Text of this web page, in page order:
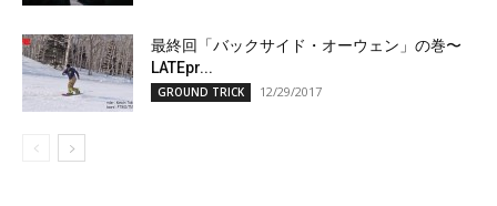
最終回「バックサイド・オーウェン」の巻〜
LATEpr...
GROUND TRICK 12/29/2017